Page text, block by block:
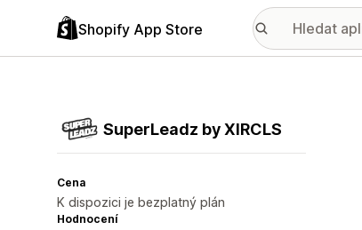
Shopify App Store
SuperLeadz by XIRCLS
Cena
K dispozici je bezplatný plán
Hodnocení